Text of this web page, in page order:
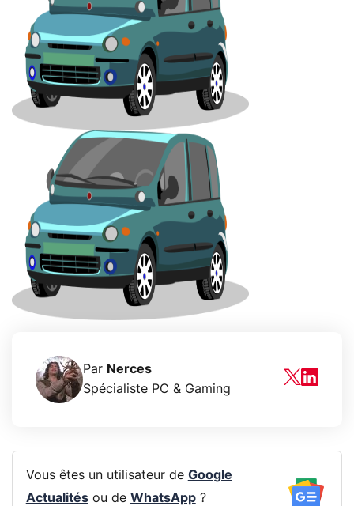
Par Nerces
Spécialiste PC & Gaming
Vous êtes un utilisateur de Google
Actualitésou de WhatsApp?